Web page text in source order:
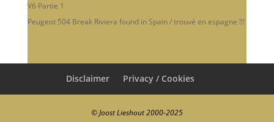
V6 Partie 1
Peugeot 504 Break Riviera found in Spain / trouvé en espagne !!!
Disclaimer Privacy / Cookies
© Joost Lieshout 2000-2025